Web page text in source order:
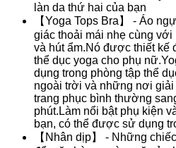
làn da thứ hai của bạn
【Yoga Tops Bra】 - Áo
giác thoải mái nhẹ cùng với
và hút ẩm.Nó được thiết kế
thể dục yoga cho phụ
dụng trong phòng tập thể
ngoài trời và những nơi
trang phục bình thường
phút.Làm nổi bật phụ kiện
bạn, có thể được sử dụng
【Nhân dịp】 - Những